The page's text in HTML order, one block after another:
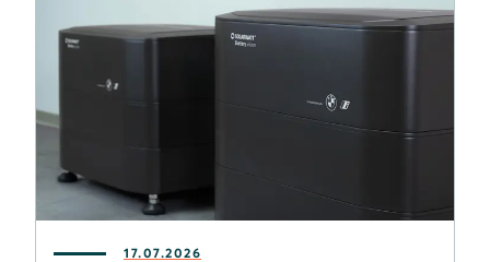
17.07.2026